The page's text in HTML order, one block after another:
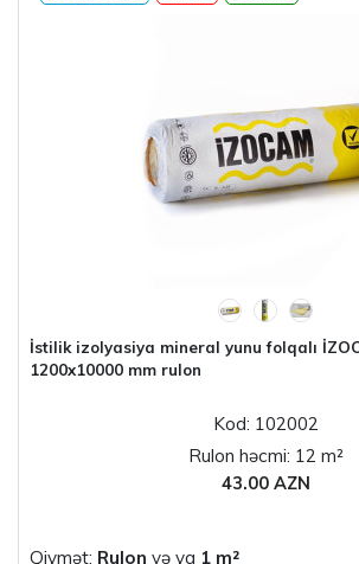
İstilik izolyasiya mineral yunu folqalı İZOCAM 50 mm
1200x10000 mm rulon
Kod: 102002
Rulon həcmi: 12 m²
43.00 AZN
Qiymət: Rulon və ya 1 m²